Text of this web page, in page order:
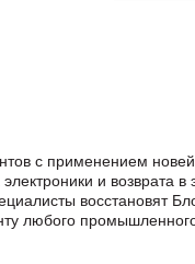
с применением
и возврата
восстановят
любого